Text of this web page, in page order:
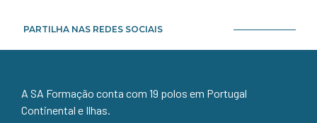
PARTILHA NAS REDES SOCIAIS
A SA Formação conta com 19 polos em Portugal
Continental e Ilhas.